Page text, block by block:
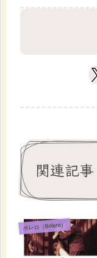
関連記事
ボレロ（Bolero）